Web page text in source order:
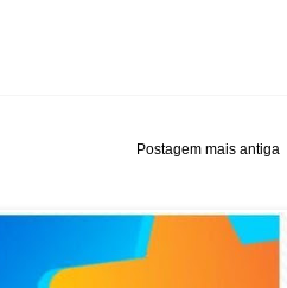
Postagem mais antiga